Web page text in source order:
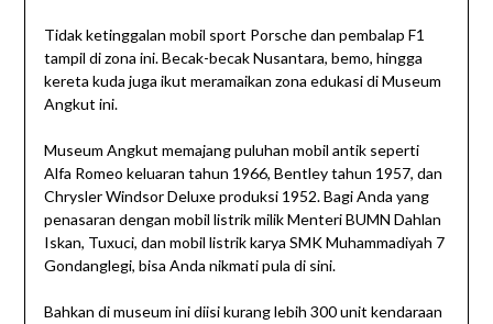
Tidak ketinggalan mobil sport Porsche dan pembalap F1
tampil di zona ini. Becak-becak Nusantara, bemo, hingga
kereta kuda juga ikut meramaikan zona edukasi di Museum
Angkut ini.
Museum Angkut memajang puluhan mobil antik seperti
Alfa Romeo keluaran tahun 1966, Bentley tahun 1957, dan
Chrysler Windsor Deluxe produksi 1952. Bagi Anda yang
penasaran dengan mobil listrik milik Menteri BUMN Dahlan
Iskan, Tuxuci, dan mobil listrik karya SMK Muhammadiyah 7
Gondanglegi, bisa Anda nikmati pula di sini.
Bahkan di museum ini diisi kurang lebih 300 unit kendaraan